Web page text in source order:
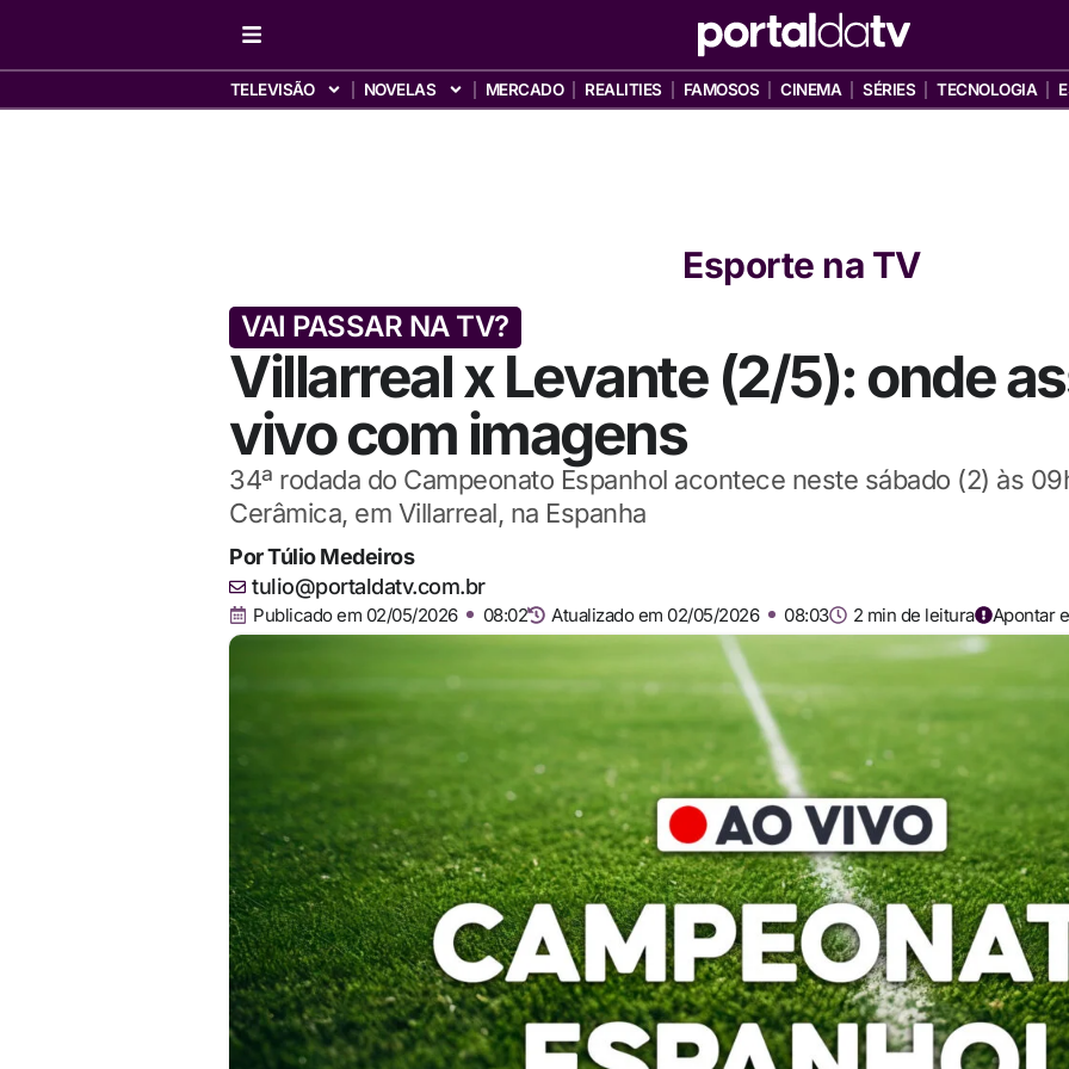
TELEVISÃO NOVELAS MERCADO REALITIES FAMOSOS CINEMA SÉRIES TECNOLOGIA
Esporte na TV
VAI PASSAR NA TV?
Villarreal x Levante (2/5): onde
vivo com imagens
34ª rodada do Campeonato Espanhol acontece neste sábado (2) às
Cerâmica, em Villarreal, na Espanha
PorTúlio Medeiros
tulio@portaldatv.com.br
Publicado em 02/05/2026 08:02 Atualizado em 02/05/2026 08:03 2 min de leitura Apontar